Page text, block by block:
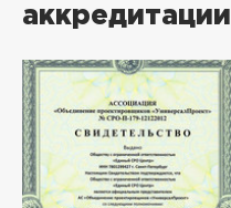
аккредитации